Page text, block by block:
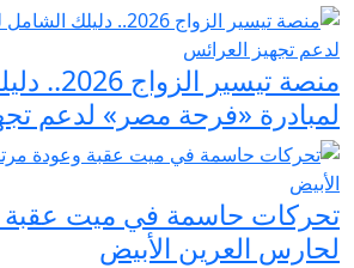
منصة تيسير
لمبادرة «فرحة مصر» لدعم
تحركات حاسمة في ميت عقبة
لحارس العرين الأبيض